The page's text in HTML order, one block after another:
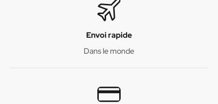
Envoi rapide
Dans le monde